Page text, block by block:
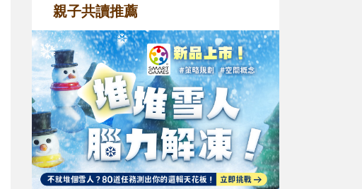
親子共讀推薦